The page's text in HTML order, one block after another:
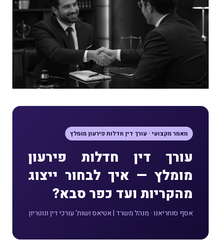
מאמר מקצועי · עורך דין חדלות פירעון מומלץ
עורך דין חדלות פירעון
מומלץ — איך לבחור ייצוג
מהקריות ועד כפר סבא?
אסף סוחריאנו · מנהל משרד | אטיאס ושות' עורכי דין ונוטריון